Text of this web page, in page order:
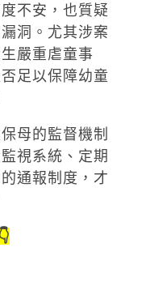
不安，也質疑
洞。尤其涉案
嚴重虐童事
足以保障幼童
母的監督機制
視系統、定期
通報制度，才